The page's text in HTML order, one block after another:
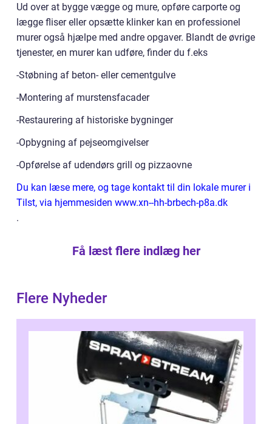
Ud over at bygge vægge og mure, opføre carporte og
lægge fliser eller opsætte klinker kan en professionel
murer også hjælpe med andre opgaver. Blandt de øvrige
tjenester, en murer kan udføre, finder du f.eks
-Støbning af beton- eller cementgulve
-Montering af murstensfacader
-Restaurering af historiske bygninger
-Opbygning af pejseomgivelser
-Opførelse af udendørs grill og pizzaovne
Du kan læse mere, og tage kontakt til din lokale murer i
Tilst, via hjemmesiden www.xn--hh-brbech-p8a.dk
.
Få læst flere indlæg her
Flere Nyheder